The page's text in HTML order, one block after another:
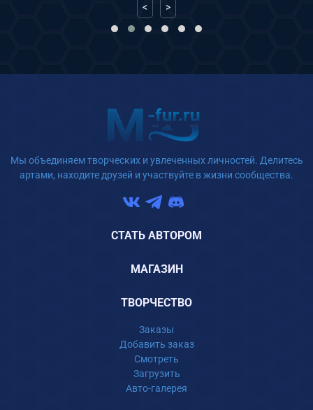
< >
Мы объединяем творческих и увлеченных личностей. Делитесь
артами, находите друзей и участвуйте в жизни сообщества.
СТАТЬ АВТОРОМ
МАГАЗИН
ТВОРЧЕСТВО
Заказы
Добавить заказ
Смотреть
Загрузить
Авто-галерея